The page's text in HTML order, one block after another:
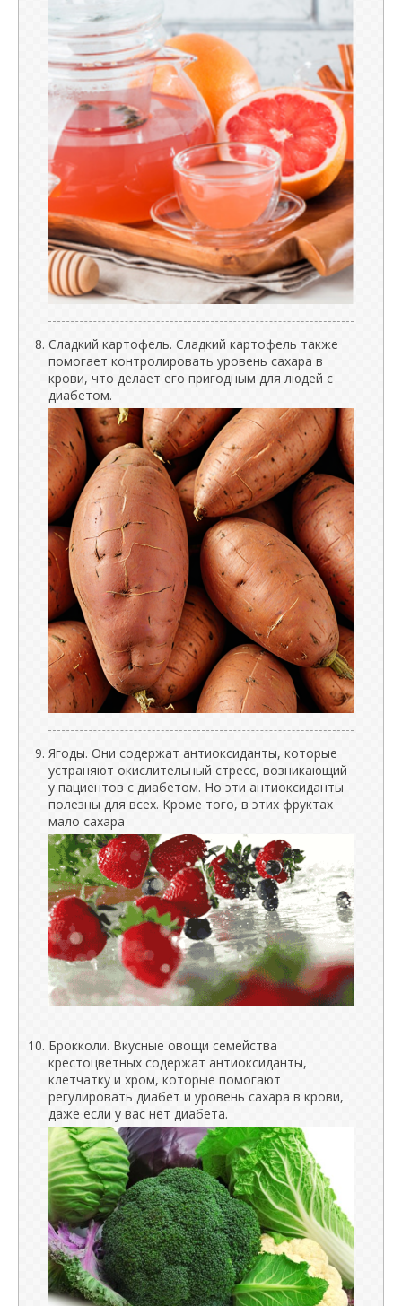
Сладкий картофель. Сладкий картофель также
помогает контролировать уровень сахара в
крови, что делает его пригодным для людей с
диабетом.
Ягоды. Они содержат антиоксиданты, которые
устраняют окислительный стресс, возникающий
у пациентов с диабетом. Но эти антиоксиданты
полезны для всех. Кроме того, в этих фруктах
мало сахара
Брокколи. Вкусные овощи семейства
крестоцветных содержат антиоксиданты,
клетчатку и хром, которые помогают
регулировать диабет и уровень сахара в крови,
даже если у вас нет диабета.